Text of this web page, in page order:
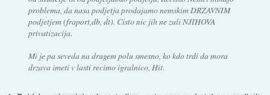
problema, da nasa podjetja prodajamo nemskim DRZAVNIM
podjetjem (fraport,db, dt). Cisto nic jih ne zuli NJIHOVA
privatizacija.
Mi je pa seveda na drugem polu smesno, ko kdo trdi da mora
drzava imeti v lasti recimo igralnico, Hit.